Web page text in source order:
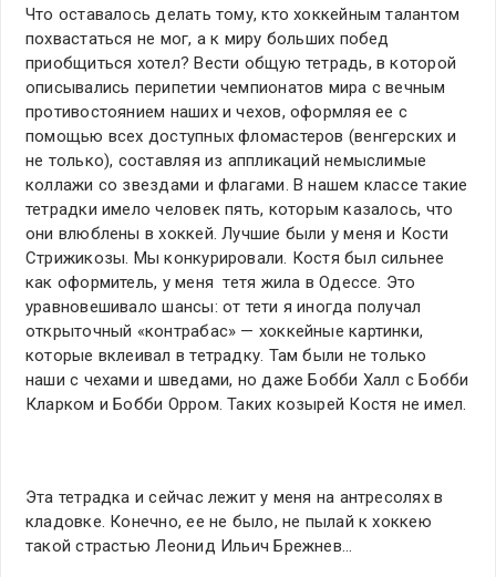
Что оставалось делать тому, кто хоккейным талантом
похвастаться не мог, а к миру больших побед
приобщиться хотел? Вести общую тетрадь, в которой
описывались перипетии чемпионатов мира с вечным
противостоянием наших и чехов, оформляя ее с
помощью всех доступных фломастеров (венгерских и
не только), составляя из аппликаций немыслимые
коллажи со звездами и флагами. В нашем классе такие
тетрадки имело человек пять, которым казалось, что
они влюблены в хоккей. Лучшие были у меня и Кости
Стрижикозы. Мы конкурировали. Костя был сильнее
как оформитель, у меня тетя жила в Одессе. Это
уравновешивало шансы: от тети я иногда получал
открыточный «контрабас» — хоккейные картинки,
которые вклеивал в тетрадку. Там были не только
наши с чехами и шведами, но даже Бобби Халл с Бобби
Кларком и Бобби Орром. Таких козырей Костя не имел.
Эта тетрадка и сейчас лежит у меня на антресолях в
кладовке. Конечно, ее не было, не пылай к хоккею
такой страстью Леонид Ильич Брежнев…